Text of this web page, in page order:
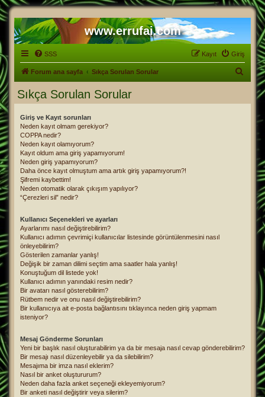
www.errufai.com
SSS Giriş
Kayıt
Forum ana sayfa Sıkça Sorulan Sorular
Sıkça Sorulan Sorular
Giriş ve Kayıt sorunları
Neden kayıt olmam gerekiyor?
COPPA nedir?
Neden kayıt olamıyorum?
Kayıt oldum ama giriş yapamıyorum!
Neden giriş yapamıyorum?
Daha önce kayıt olmuştum ama artık giriş yapamıyorum?!
Şifremi kaybettim!
Neden otomatik olarak çıkışım yapılıyor?
“Çerezleri sil” nedir?
Kullanıcı Seçenekleri ve ayarları
Ayarlarımı nasıl değiştirebilirim?
Kullanıcı adımın çevrimiçi kullanıcılar listesinde görüntülenmesini nasıl
önleyebilirim?
Gösterilen zamanlar yanlış!
Değişik bir zaman dilimi seçtim ama saatler hala yanlış!
Konuştuğum dil listede yok!
Kullanıcı adımın yanındaki resim nedir?
Bir avatarı nasıl gösterebilirim?
Rütbem nedir ve onu nasıl değiştirebilirim?
Bir kullanıcıya ait e-posta bağlantısını tıklayınca neden giriş yapmam
isteniyor?
Mesaj Gönderme Sorunları
Yeni bir başlık nasıl oluşturabilirim ya da bir mesaja nasıl cevap gönderebilirim?
Bir mesajı nasıl düzenleyebilir ya da silebilirim?
Mesajıma bir imza nasıl eklerim?
Nasıl bir anket oluştururum?
Neden daha fazla anket seçeneği ekleyemiyorum?
Bir anketi nasıl değiştirir veya silerim?